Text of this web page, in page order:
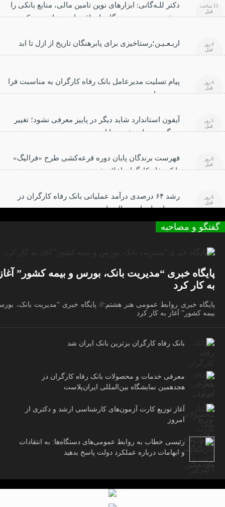
دکتر للـه‌گانی: ابزارهای نوین تامین مالی، منابع بانکی را
هدفمندتر به سمت بنگاه‌های اقتصادی هدایت می‌کند
11 ساعت
قبل
اربـعـیـن؛رستاخیزی برای پابرهنگان تاریخ از ازل تا ابد 4 روز
قبل
پیام تسلیت مدیرعامل بانک رفاه کارگران به مناسبت فرا
رسیدن اربعین حسینی
4 روز
قبل
آیفون استاندارد شاید دیگر در پاییز معرفی نشود؛ تغییر
بزرگ در برنامه عرضه اپل
5 روز
قبل
فهرست برندگان پایان دوره قرعه‌کشی طرح «فرالیگ»
بانک رفاه کارگران اعلام شد
6 روز
قبل
رشد ۶۴ درصدی درآمد عملیاتی بانک رفاه کارگران در
سه‌ماهه ابتدایی سال جاری
6 روز
قبل
گفتگو و مصاحبه
پایگاه خبری “مدیریت بانک، بورس و بیمه کشور”
به کار کرد
پایگاه خبری روابط عمومی هنر هشتم:// پایگاه خبری “مدیریت بانک،
بیمه کشور” آغاز به کار کرد
بانک رفاه کارگران برترین بانک ایران شد
معرفی خدمات و محصولات بانک رفاه کارگران در
هجدهمین نمایشگاه بین‌المللی ایران‌پلاست
آغاز توزیع کارت آزمون‌های کارشناسی ارشد و دکتری از
امروز
رئیسی خطاب به روابط عمومی‌های دستگاه‌ها: به انتقادات
و ابهامات درباره عملکرد دولت پاسخ بدهید